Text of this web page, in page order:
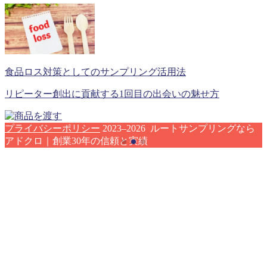
食品ロス対策としてのサンプリング活用法
リピーター創出に貢献する1回目の出会いの魅せ方
プライバシーポリシー 2023–2026 ルートサンプリングなら
アドクロ｜創業30年の信頼と実績